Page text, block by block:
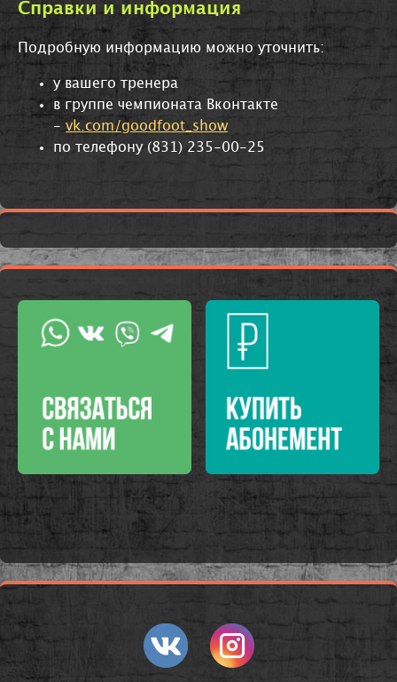
Справки и информация
Подробную информацию можно уточнить:
у вашего тренера
в группе чемпионата Вконтакте
- vk.com/goodfoot_show
по телефону (831) 235-00-25